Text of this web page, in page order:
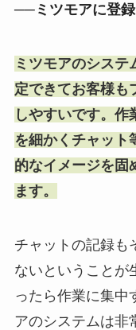
──ミツモアに登
ミツモアのシス
定できてお客様も
しやすいです。
を細かくチャット
的なイメージを固
ます。
チャットの記録も
ないということが
ったら作業に集中
アのシステムは非